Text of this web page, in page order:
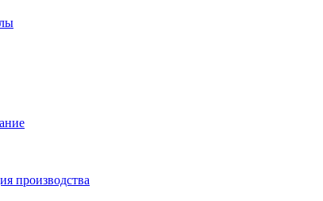
производства